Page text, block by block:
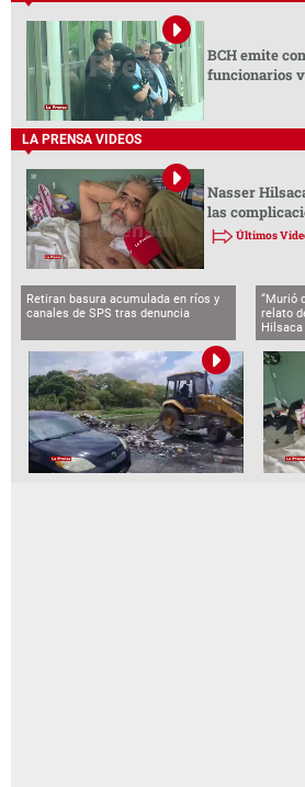
BCH emite
funcionarios
LA PRENSA VIDEOS
Nasser
las
Últimos
Retiran basura acumulada en ríos y
canales de SPS tras denuncia
“Murió
relato
Hilsaca